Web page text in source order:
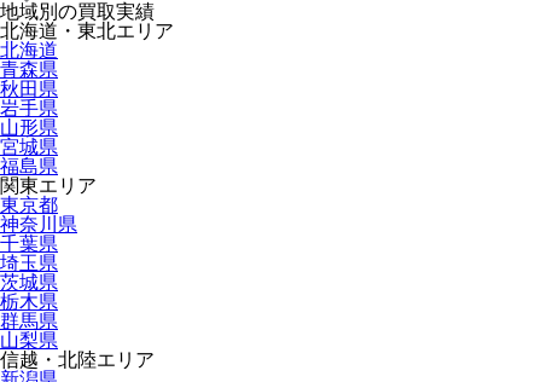
地域別の買取実績
北海道・東北エリア
北海道
青森県
秋田県
岩手県
山形県
宮城県
福島県
関東エリア
東京都
神奈川県
千葉県
埼玉県
茨城県
栃木県
群馬県
山梨県
信越・北陸エリア